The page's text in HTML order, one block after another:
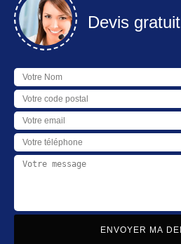
Devis gratuit